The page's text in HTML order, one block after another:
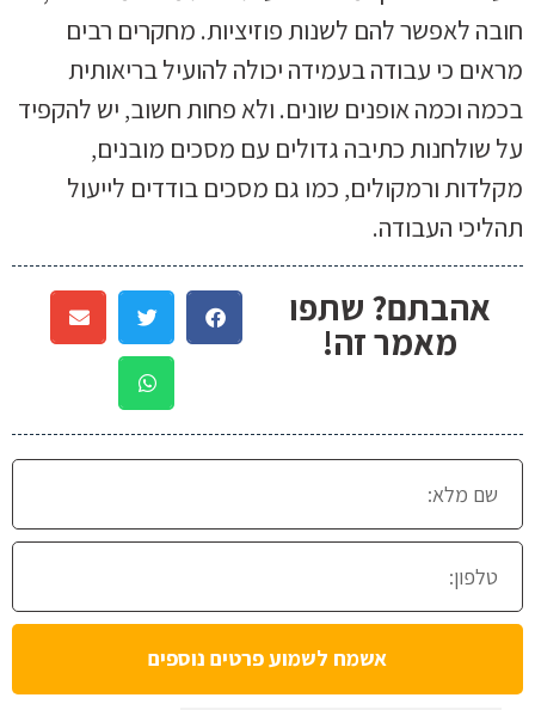
חובה לאפשר להם לשנות פוזיציות. מחקרים רבים
מראים כי עבודה בעמידה יכולה להועיל בריאותית
בכמה וכמה אופנים שונים. ולא פחות חשוב, יש להקפיד
על שולחנות כתיבה גדולים עם מסכים מובנים,
מקלדות ורמקולים, כמו גם מסכים בודדים לייעול
תהליכי העבודה.
אהבתם? שתפו
מאמר זה!
אשמח לשמוע פרטים נוספים